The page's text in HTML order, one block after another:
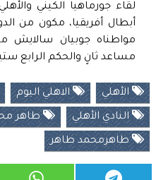
أبطال أفريقيا، مكون من
مواطناه جوبيان سالايش
مساعد ثانٍ والحكم الرابع
الأهلي الاهلي اليوم
النادي الأهلي طاهر
طاهرمحمد طاهر